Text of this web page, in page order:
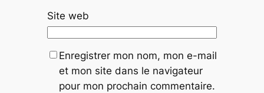
Site web
Enregistrer mon nom, mon e-mail
et mon site dans le navigateur
pour mon prochain commentaire.